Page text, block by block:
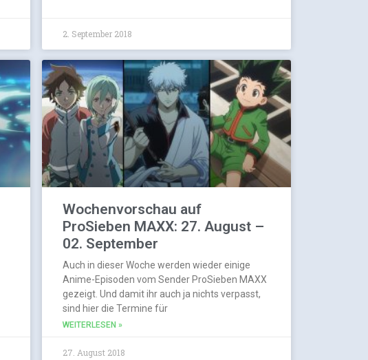
2. September 2018
Wochenvorschau auf
ProSieben MAXX: 27. August –
02. September
Auch in dieser Woche werden wieder einige
Anime-Episoden vom Sender ProSieben MAXX
gezeigt. Und damit ihr auch ja nichts verpasst,
sind hier die Termine für
WEITERLESEN »
27. August 2018